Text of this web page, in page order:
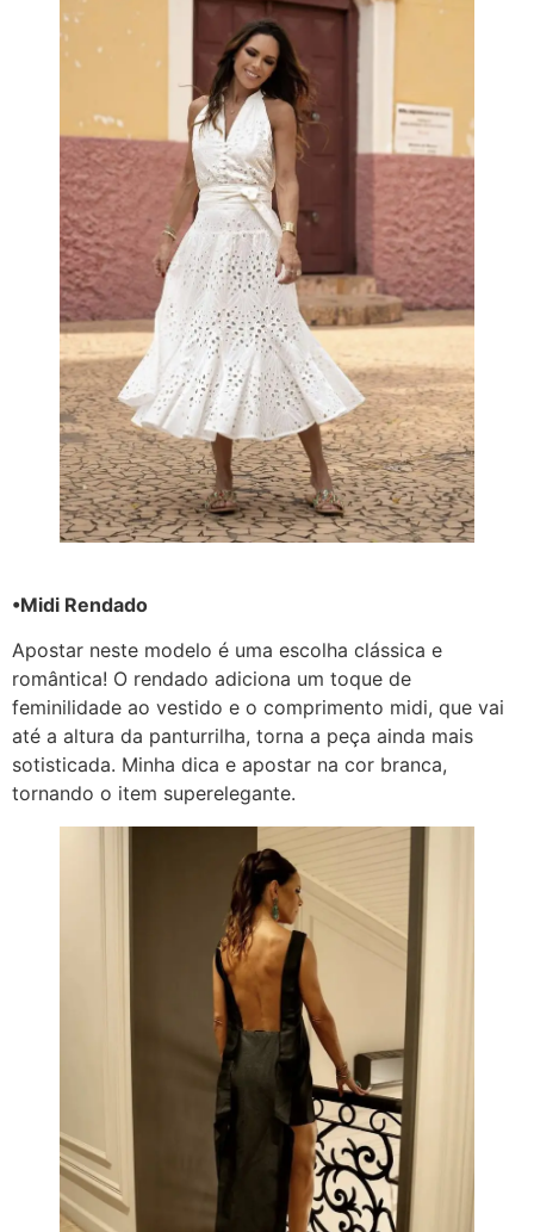
•Midi Rendado
Apostar neste modelo é uma escolha clássica e
romântica! O rendado adiciona um toque de
feminilidade ao vestido e o comprimento midi, que vai
até a altura da panturrilha, torna a peça ainda mais
sotisticada. Minha dica e apostar na cor branca,
tornando o item superelegante.